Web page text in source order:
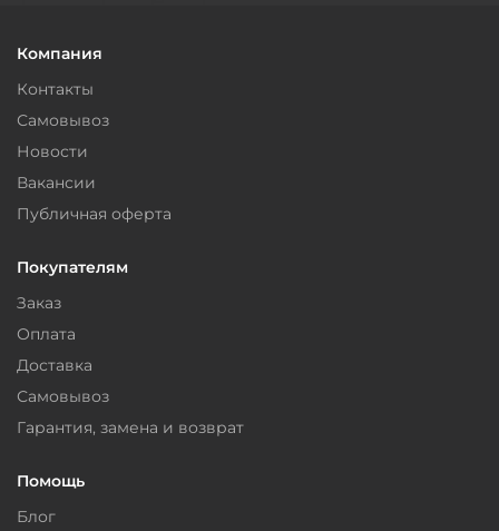
Компания
Контакты
Самовывоз
Новости
Вакансии
Публичная оферта
Покупателям
Заказ
Оплата
Доставка
Самовывоз
Гарантия, замена и возврат
Помощь
Блог